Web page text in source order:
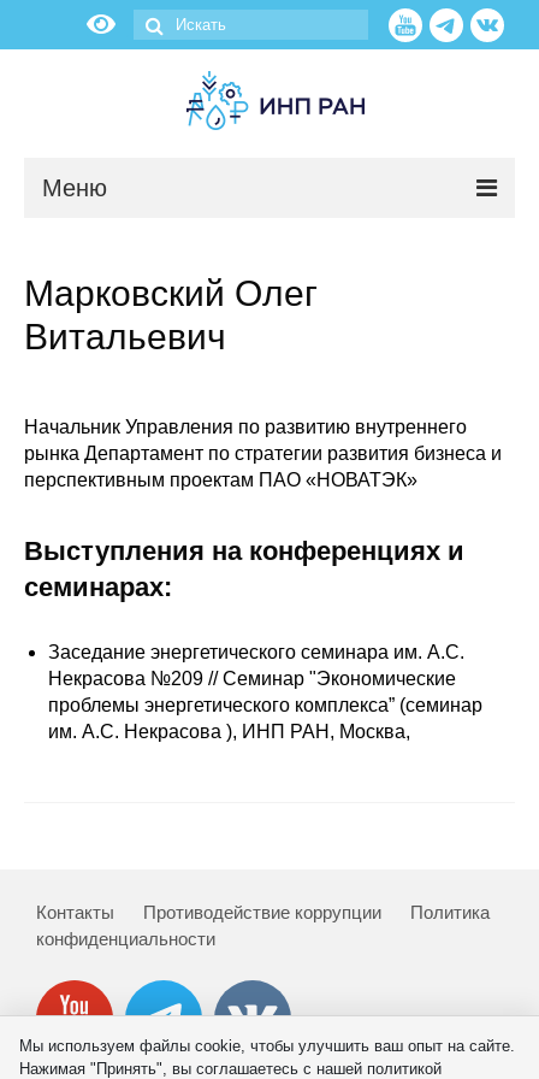
Меню
О нас
Научные подразделения
Администрация
Сотрудники
Отчетность
Противодействие коррупции
Материалы для СМИ
Проблемы прогнозирования
О журнале
Номера журналов
Марковский Олег
Витальевич
Начальник Управления по развитию внутреннего
рынка Департамент по стратегии развития бизнеса и
перспективным проектам ПАО «НОВАТЭК»
Выступления на конференциях и
семинарах:
Заседание энергетического семинара им. А.С.
Некрасова №209 // Семинар "Экономические
проблемы энергетического комплекса” (семинар
им. А.С. Некрасова ), ИНП РАН, Москва,
Контакты Противодействие коррупции
Политика
конфиденциальности
Мы используем файлы cookie, чтобы улучшить ваш опыт на сайте.
Нажимая "Принять", вы соглашаетесь с нашей политикой